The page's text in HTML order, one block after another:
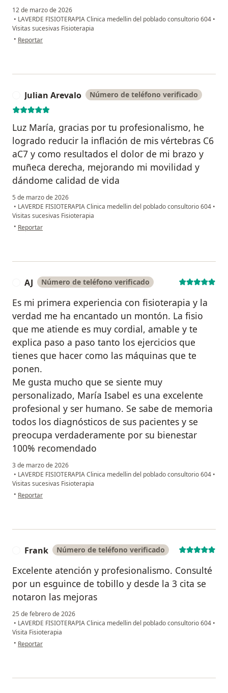
12 de marzo de 2026
• LAVERDE FISIOTERAPIA Clinica medellin del poblado consultorio 604 •
Visitas sucesivas Fisioterapia
• en opinión del usuario Sebastián
Reportar
Julian Arevalo Número de teléfono verificado
Luz María, gracias por tu profesionalismo, he
logrado reducir la inflación de mis vértebras C6
aC7 y como resultados el dolor de mi brazo y
muñeca derecha, mejorando mi movilidad y
dándome calidad de vida
5 de marzo de 2026
• LAVERDE FISIOTERAPIA Clinica medellin del poblado consultorio 604 •
Visitas sucesivas Fisioterapia
• en opinión del usuario Julian Arevalo
Reportar
AJ Número de teléfono verificado
Es mi primera experiencia con fisioterapia y la
verdad me ha encantado un montón. La fisio
que me atiende es muy cordial, amable y te
explica paso a paso tanto los ejercicios que
tienes que hacer como las máquinas que te
ponen.
Me gusta mucho que se siente muy
personalizado, María Isabel es una excelente
profesional y ser humano. Se sabe de memoria
todos los diagnósticos de sus pacientes y se
preocupa verdaderamente por su bienestar
100% recomendado
3 de marzo de 2026
• LAVERDE FISIOTERAPIA Clinica medellin del poblado consultorio 604 •
Visitas sucesivas Fisioterapia
• en opinión del usuario AJ
Reportar
Frank Número de teléfono verificado
Excelente atención y profesionalismo. Consulté
por un esguince de tobillo y desde la 3 cita se
notaron las mejoras
25 de febrero de 2026
• LAVERDE FISIOTERAPIA Clinica medellin del poblado consultorio 604 •
Visita Fisioterapia
• en opinión del usuario Frank
Reportar